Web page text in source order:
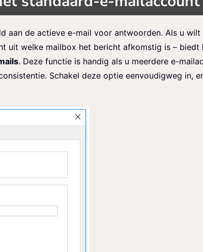
aan de actieve e-mail voor antwoorden. Als u
uit welke mailbox het bericht afkomstig is – biedt
. Deze functie is handig als u meerdere e-
Schakel deze optie eenvoudigweg in,